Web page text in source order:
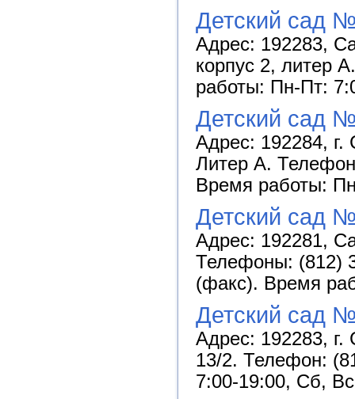
Детский сад
Адрес: 192283,
корпус 2, литер
работы: Пн-Пт:
Детский сад
Адрес: 192284, г.
Литер А.
Время работы:
Детский сад
Адрес: 192281,
Телефоны: (812)
(факс). Время
Детский сад
Адрес: 192283, г.
13/2. Телефон:
7:00-19:00, Сб,